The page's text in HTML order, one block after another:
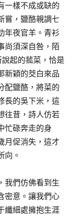
一樣不成或缺的
，鹽酪親調七
年夜官羊。青衫
尚須深自咎，陌
起的菰菜，恰是
新穎的茭白來品
配鹽酪，將菜的
長的吳下米，這
往昔，詩人仿若
忙碌奔走的身
月促消失，這才
向。
我們仿佛看到生
密意。讓我們心
纖細處擁抱生涯